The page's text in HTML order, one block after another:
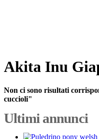
Akita Inu
Non ci sono risultati
cuccioli"
Ultimi annunci